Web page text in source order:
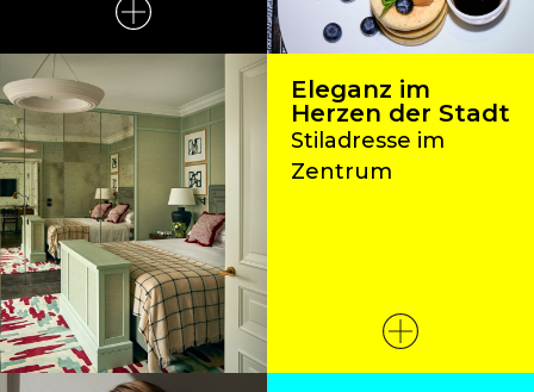
Eleganz im
Herzen der Stadt
Stiladresse im
Zentrum